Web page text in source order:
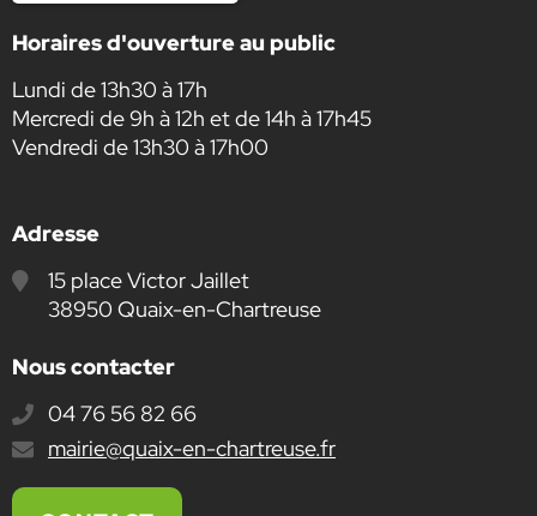
Horaires d'ouverture au public
Lundi de 13h30 à 17h
Mercredi de 9h à 12h et de 14h à 17h45
Vendredi de 13h30 à 17h00
Adresse
15 place Victor Jaillet
38950 Quaix-en-Chartreuse
Nous contacter
04 76 56 82 66
E-
mairie@quaix-en-chartreuse.fr